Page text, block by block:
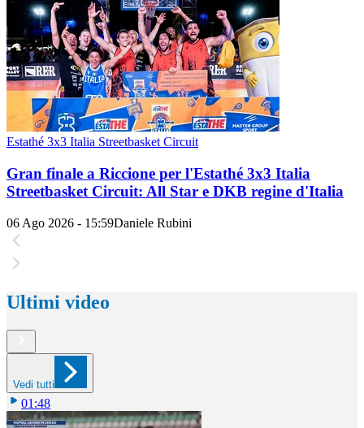
Estathé 3x3 Italia Streetbasket Circuit
Gran finale a Riccione per l'Estathé 3x3 Italia
Streetbasket Circuit: All Star e DKB regine d'Italia
06 Ago 2026 - 15:59Daniele Rubini
Ultimi video
Vedi tutti
01:48